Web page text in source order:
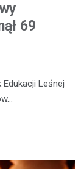
69
Leśnej